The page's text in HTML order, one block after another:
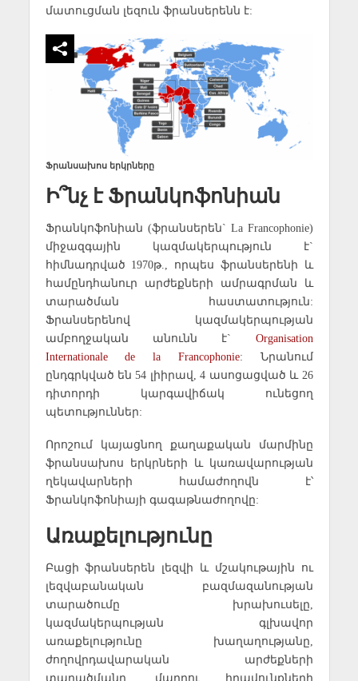
մատուցման լեզուն ֆրանսերենն է:
Ֆրանսախոս երկրները
Ի՞նչ է Ֆրանկոֆոնիան
Ֆրանկոֆոնիան (ֆրանսերեն` La Francophonie)
միջազգային կազմակերպություն է`
հիմնադրված 1970թ., որպես ֆրանսերենի և
համընդհանուր արժեքների ամրագրման և
տարածման հաստատություն:
Ֆրանսերենով կազմակերպության
ամբողջական անունն է` Organisation
Internationale de la Francophonie: Նրանում
ընդգրկված են 54 լիիրավ, 4 ասոցացված և 26
դիտորդի կարգավիճակ ունեցող
պետություններ:
Որոշում կայացնող քաղաքական մարմինը
ֆրանսախոս երկրների և կառավարության
ղեկավարների համաժողովն է՝
Ֆրանկոֆոնիայի գագաթնաժողովը:
Առաքելությունը
Բացի ֆրանսերեն լեզվի և մշակութային ու
լեզվաբանական բազմազանության
տարածումը խրախուսելը,
կազմակերպության գլխավոր
առաքելությունը խաղաղությանը,
ժողովրդավարական արժեքների
տարածմանը, մարդու իրավունքների